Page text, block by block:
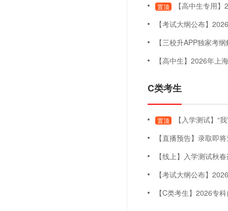
置顶
【高中生专用
【考试大纲公布】2026年上
【三校升APP独家考纲解
【高中生】2026年上海三月自主
C类考生
置顶
【入学测试】“
【直播预告】录取即将查询！五月未录取怎
【线上】入学测试秋春连贯
【考试大纲公布】2026年上
【C类考生】2026专